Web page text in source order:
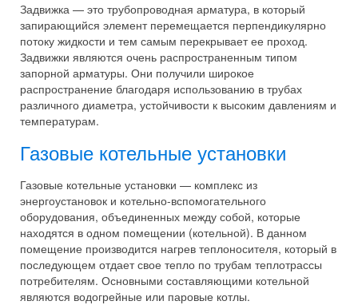
Задвижка — это трубопроводная арматура, в который
запирающийся элемент перемещается перпендикулярно
потоку жидкости и тем самым перекрывает ее проход.
Задвижки являются очень распространенным типом
запорной арматуры. Они получили широкое
распространение благодаря использованию в трубах
различного диаметра, устойчивости к высоким давлениям и
температурам.
Газовые котельные установки
Газовые котельные установки — комплекс из
энергоустановок и котельно-вспомогательного
оборудования, объединенных между собой, которые
находятся в одном помещении (котельной). В данном
помещение производится нагрев теплоносителя, который в
последующем отдает свое тепло по трубам теплотрассы
потребителям. Основными составляющими котельной
являются водогрейные или паровые котлы.